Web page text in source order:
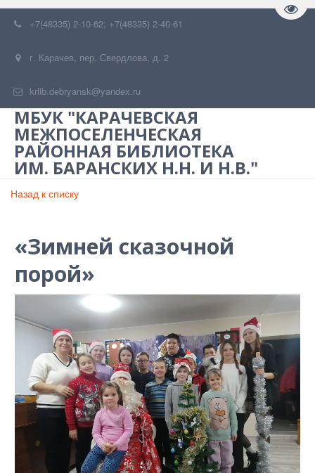
+7(48335) 2-10-62; +7(48335) 2-40-61
г. Карачев, пер. Свердлова, д. 2
krlib.debryansk@yandex.ru
МБУК "КАРАЧЕВСКАЯ
МЕЖПОСЕЛЕНЧЕСКАЯ
РАЙОННАЯ БИБЛИОТЕКА
ИМ. БАРАНСКИХ Н.Н. И Н.В."
Назад к списку
«Зимней сказочной
порой»